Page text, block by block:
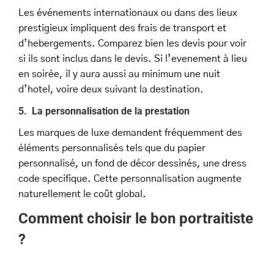
Les événements internationaux ou dans des lieux
prestigieux impliquent des frais de transport et
d’hebergements. Comparez bien les devis pour voir
si ils sont inclus dans le devis. Si l’evenement à lieu
en soirée, il y aura aussi au minimum une nuit
d’hotel, voire deux suivant la destination.
5. La personnalisation de la prestation
Les marques de luxe demandent fréquemment des
éléments personnalisés tels que du papier
personnalisé, un fond de décor dessinés, une dress
code specifique. Cette personnalisation augmente
naturellement le coût global.
Comment choisir le bon portraitiste
?